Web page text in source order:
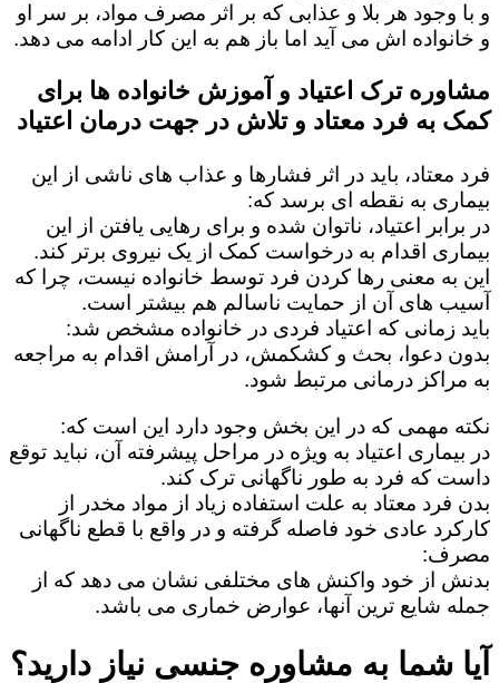
و با وجود هر بلا و عذابی که بر اثر مصرف مواد، بر سر او
و خانواده اش می آید اما باز هم به این کار ادامه می دهد.
مشاوره ترک اعتیاد و آموزش خانواده ها برای
کمک به فرد معتاد و تلاش در جهت درمان اعتیاد
فرد معتاد، باید در اثر فشارها و عذاب های ناشی از این
بیماری به نقطه ای برسد که:
در برابر اعتیاد، ناتوان شده و برای رهایی یافتن از این
بیماری اقدام به درخواست کمک از یک نیروی برتر کند.
این به معنی رها کردن فرد توسط خانواده نیست، چرا که
آسیب های آن از حمایت ناسالم هم بیشتر است.
باید زمانی که اعتیاد فردی در خانواده مشخص شد:
بدون دعوا، بحث و کشکمش، در آرامش اقدام به مراجعه
به مراکز درمانی مرتبط شود.
نکته مهمی که در این بخش وجود دارد این است که:
در بیماری اعتیاد به ویژه در مراحل پیشرفته آن، نباید توقع
داست که فرد به طور ناگهانی ترک کند.
بدن فرد معتاد به علت استفاده زیاد از مواد مخدر از
کارکرد عادی خود فاصله گرفته و در واقع با قطع ناگهانی
مصرف:
بدنش از خود واکنش های مختلفی نشان می دهد که از
جمله شایع ترین آنها، عوارض خماری می باشد.
آیا شما به مشاوره جنسی نیاز دارید؟